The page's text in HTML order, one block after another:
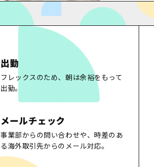
出勤
フレックスのため、朝は余裕をもって
出勤。
メールチェック
事業部からの問い合わせや、時差のあ
る海外取引先からのメール対応。